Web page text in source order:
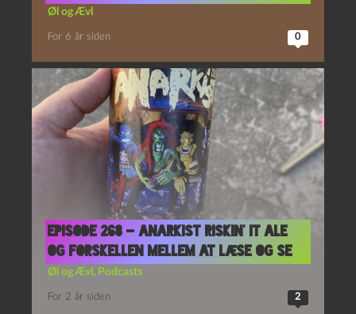
Øl og Ævl
For 6 år siden 0
Episode 268 – Anarkist Riskin’ It Ale
og Forskellen Mellem at Læse og Se
Øl og Ævl , Podcasts
For 2 år siden 2